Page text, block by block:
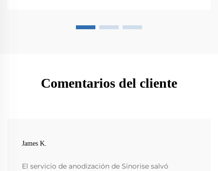
Comentarios del cliente
James K.
El servicio de anodización de Sinorise salvó